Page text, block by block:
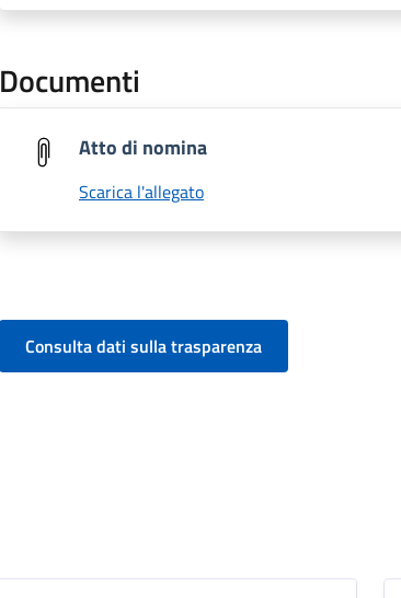
Documenti
Atto di nomina
Scarica l'allegato
Consulta dati sulla trasparenza